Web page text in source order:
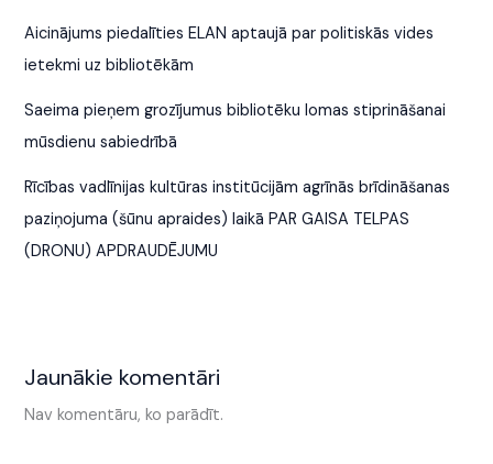
Aicinājums piedalīties ELAN aptaujā par politiskās vides
ietekmi uz bibliotēkām
Saeima pieņem grozījumus bibliotēku lomas stiprināšanai
mūsdienu sabiedrībā
Rīcības vadlīnijas kultūras institūcijām agrīnās brīdināšanas
paziņojuma (šūnu apraides) laikā PAR GAISA TELPAS
(DRONU) APDRAUDĒJUMU
Jaunākie komentāri
Nav komentāru, ko parādīt.